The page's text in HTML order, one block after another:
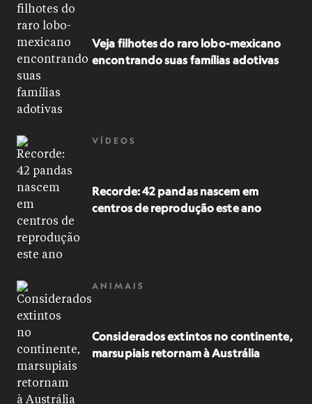
Veja filhotes do raro lobo-mexicano
encontrando suas famílias adotivas
VÍDEOS
Recorde: 42 pandas nascem em
centros de reprodução este ano
ANIMAIS
Considerados extintos no continente,
marsupiais retornam à Austrália